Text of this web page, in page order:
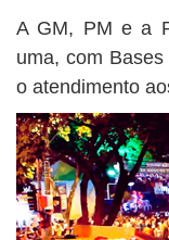
A GM, PM e a
uma, com
o atendimento